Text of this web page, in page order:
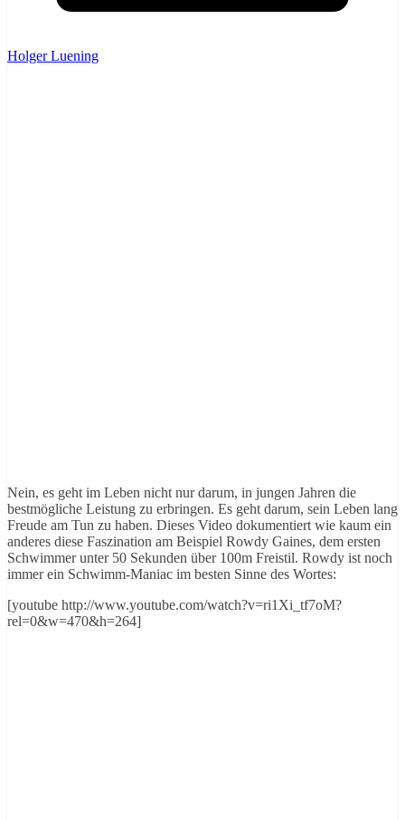
Holger Luening
Nein, es geht im Leben nicht nur darum, in jungen Jahren die
bestmögliche Leistung zu erbringen. Es geht darum, sein Leben lang
Freude am Tun zu haben. Dieses Video dokumentiert wie kaum ein
anderes diese Faszination am Beispiel Rowdy Gaines, dem ersten
Schwimmer unter 50 Sekunden über 100m Freistil. Rowdy ist noch
immer ein Schwimm-Maniac im besten Sinne des Wortes:
[youtube http://www.youtube.com/watch?v=ri1Xi_tf7oM?
rel=0&w=470&h=264]